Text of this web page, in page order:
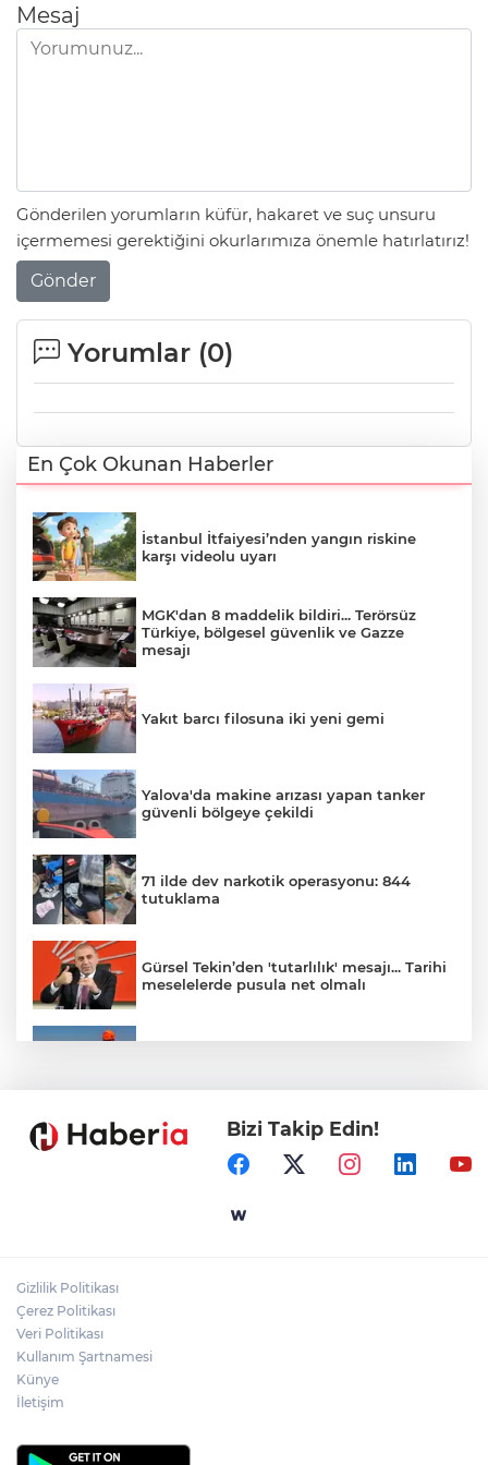
Mesaj
Gönderilen yorumların küfür, hakaret ve suç unsuru
içermemesi gerektiğini okurlarımıza önemle hatırlatırız!
Gönder
Yorumlar (0)
En Çok Okunan Haberler
İstanbul İtfaiyesi’nden yangın riskine
karşı videolu uyarı
MGK'dan 8 maddelik bildiri... Terörsüz
Türkiye, bölgesel güvenlik ve Gazze
mesajı
Yakıt barcı filosuna iki yeni gemi
Yalova'da makine arızası yapan tanker
güvenli bölgeye çekildi
71 ilde dev narkotik operasyonu: 844
tutuklama
Gürsel Tekin’den 'tutarlılık' mesajı... Tarihi
meselelerde pusula net olmalı
Samsun’da Alaçam'a yeni yaşam alanı
Yapay zekada onlarca uygulamanın
Bizi Takip Edin!
Gizlilik Politikası
Çerez Politikası
Veri Politikası
Kullanım Şartnamesi
Künye
İletişim